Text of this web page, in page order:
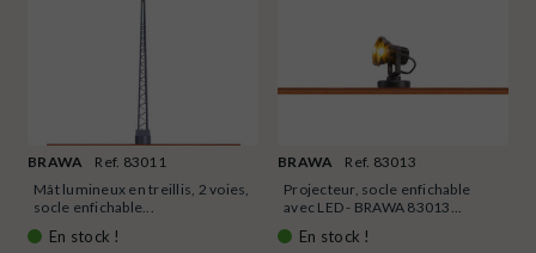
BRAWA
Ref. 83011
Mât lumineux en treillis, 2 voies,
socle enfichable...
En stock !
BRAWA
Ref. 83013
Projecteur, socle enfichable
avec LED - BRAWA 83013...
En stock !